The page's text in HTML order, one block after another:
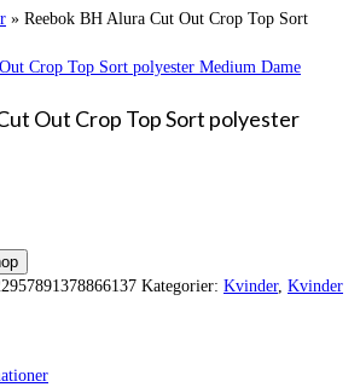
» Reebok BH Alura Cut Out Crop Top Sort
Out Crop Top Sort polyester
Kategorier: Kvinder, Kvinder